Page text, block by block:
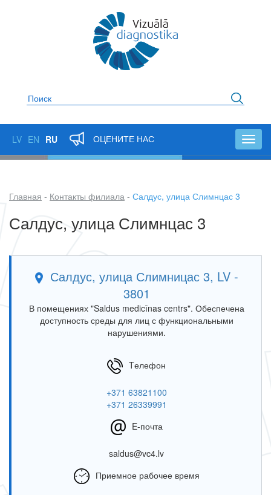
Поиск
LV EN RU ОЦЕНИТЕ НАС
Строка
навигации
Главная Контакты филиала Салдус, улица Слимнцас 3
Салдус, улица Слимнцас 3
Салдус, улица Слимницас 3, LV -
3801
В помещениях "Saldus medicīnas centrs". Обеспечена
доступность среды для лиц с функциональными
нарушениями.
Tелефон
+371 63821100
+371 26339991
E-почта
saldus@vc4.lv
Приемное рабочее время